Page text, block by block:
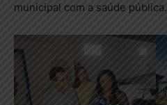
municipal com a saúde pública.